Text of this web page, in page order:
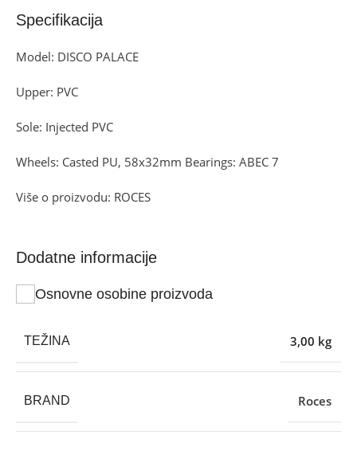
Specifikacija
Model: DISCO PALACE
Upper: PVC
Sole: Injected PVC
Wheels: Casted PU, 58x32mm Bearings: ABEC 7
Više o proizvodu: ROCES
Dodatne informacije
Osnovne osobine proizvoda
TEŽINA 3,00 kg
BRAND Roces